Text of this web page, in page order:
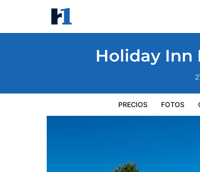
Holiday Inn
PRECIOS FOTOS
Holiday Inn Express Farmington -
Precios